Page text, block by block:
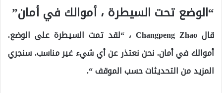
“الوضع تحت السيطرة ، أموالك في أمان”
قال Changpeng Zhao ، “لقد تمت السيطرة على الوضع.
أموالك في أمان. نحن نعتذر عن أي شيء غير مناسب. سنجري
المزيد من التحديثات حسب الموقف “.